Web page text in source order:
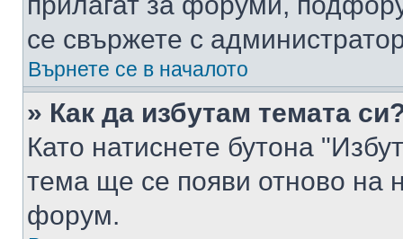
се свържете с
Върнете се в началото
» Как да избутам темата
Като натиснете бутона
тема ще се появи отново на
форум.